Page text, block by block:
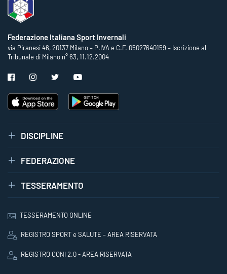
Federazione Italiana Sport Invernali
via Piranesi 46, 20137 Milano – P.IVA e C.F. 05027640159 – Iscrizione al
Tribunale di Milano n° 63, 11.12.2004
DISCIPLINE
FEDERAZIONE
TESSERAMENTO
TESSERAMENTO ONLINE
REGISTRO SPORT e SALUTE – AREA RISERVATA
REGISTRO CONI 2.0 - AREA RISERVATA